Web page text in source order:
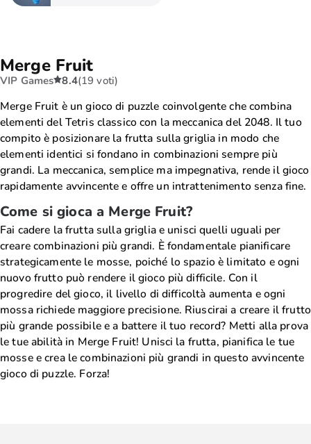
Merge Fruit
VIP Games 8.4(19 voti)
Merge Fruit è un gioco di puzzle coinvolgente che combina
elementi del Tetris classico con la meccanica del 2048. Il tuo
compito è posizionare la frutta sulla griglia in modo che
elementi identici si fondano in combinazioni sempre più
grandi. La meccanica, semplice ma impegnativa, rende il gioco
rapidamente avvincente e offre un intrattenimento senza fine.
Come si gioca a Merge Fruit?
Fai cadere la frutta sulla griglia e unisci quelli uguali per
creare combinazioni più grandi. È fondamentale pianificare
strategicamente le mosse, poiché lo spazio è limitato e ogni
nuovo frutto può rendere il gioco più difficile. Con il
progredire del gioco, il livello di difficoltà aumenta e ogni
mossa richiede maggiore precisione. Riuscirai a creare il frutto
più grande possibile e a battere il tuo record? Metti alla prova
le tue abilità in Merge Fruit! Unisci la frutta, pianifica le tue
mosse e crea le combinazioni più grandi in questo avvincente
gioco di puzzle. Forza!